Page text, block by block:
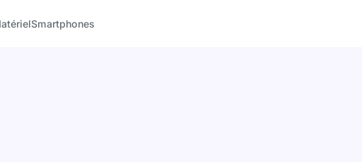
Smartphones